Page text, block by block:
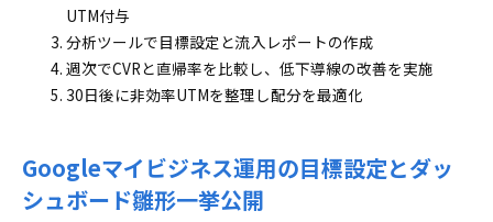
UTM付与
分析ツールで目標設定と流入レポートの作成
週次でCVRと直帰率を比較し、低下導線の改善を実施
30日後に非効率UTMを整理し配分を最適化
Googleマイビジネス運用の目標設定とダッ
シュボード雛形一挙公開